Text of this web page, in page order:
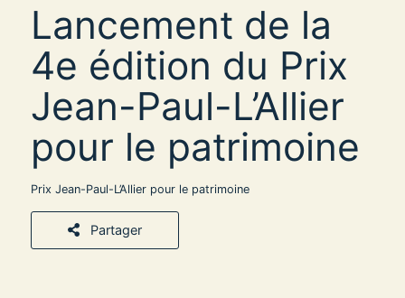
Lancement de la
4e édition du Prix
Jean-Paul-L’Allier
pour le patrimoine
Prix Jean-Paul-L’Allier pour le patrimoine
Partager